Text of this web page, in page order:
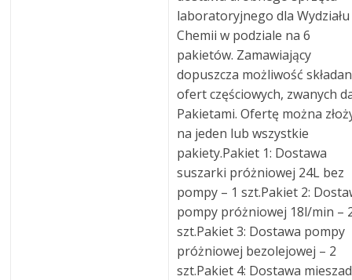
laboratoryjnego dla Wydziału
Chemii w podziale na 6
pakietów. Zamawiający
dopuszcza możliwość
ofert częściowych, zwanych
Pakietami. Ofertę można
na jeden lub wszystkie
pakiety.Pakiet 1: Dostawa
suszarki próżniowej 24L bez
pompy – 1 szt.Pakiet 2:
pompy próżniowej 18l/min –
szt.Pakiet 3: Dostawa pompy
próżniowej bezolejowej – 2
szt.Pakiet 4: Dostawa